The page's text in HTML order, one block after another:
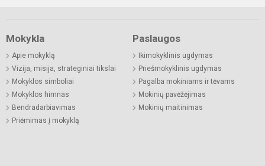
Mokykla
Apie mokyklą
Vizija, misija, strateginiai tikslai
Mokyklos simboliai
Mokyklos himnas
Bendradarbiavimas
Priėmimas į mokyklą
Paslaugos
Ikimokyklinis ugdymas
Priešmokyklinis ugdymas
Pagalba mokiniams ir tėvams
Mokinių pavėžėjimas
Mokinių maitinimas